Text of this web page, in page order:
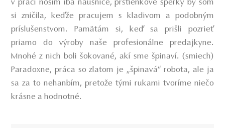
v práci nosím iba náušnice, prstienkové šperky by som
si zničila, keďže pracujem s kladivom a podobným
príslušenstvom. Pamätám si, keď sa prišli pozrieť
priamo do výroby naše profesionálne predajkyne.
Mnohé z nich boli šokované, akí sme špinaví. (smiech)
Paradoxne, práca so zlatom je „špinavá“ robota, ale ja
sa za to nehanbím, pretože tými rukami tvoríme niečo
krásne a hodnotné.